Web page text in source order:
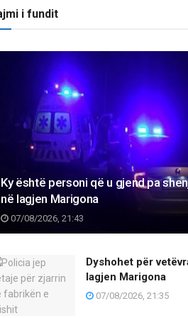
i fundit
Ky është personi që u gjend pa
në lagjen Marigona
07/08/2026, 21:43
Dyshohet për
lagjen Marigona
07/08/2026, 21:35